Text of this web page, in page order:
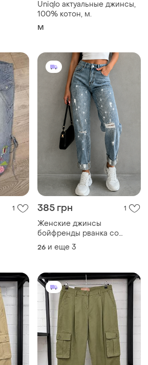
Uniqlo актуальные джинсы,
100% котон, м.
M
1 385 грн 1
Женские джинсы
бойфренды рванка со
стразами и пояском в
комплекте.
26 и еще 3